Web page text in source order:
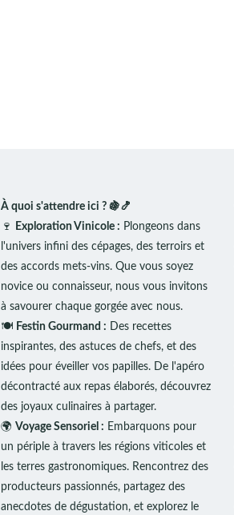
À quoi s'attendre ici ? 🍇🍤
🍷
Exploration Vinicole : Plongeons dans
l'univers infini des cépages, des terroirs et
des accords mets-vins. Que vous soyez
novice ou connaisseur, nous vous invitons
à savourer chaque gorgée avec nous.
🍽️ Festin Gourmand : Des recettes
inspirantes, des astuces de chefs, et des
idées pour éveiller vos papilles. De l'apéro
décontracté aux repas élaborés, découvrez
des joyaux culinaires à partager.
🌍 Voyage Sensoriel : Embarquons pour
un périple à travers les régions viticoles et
les terres gastronomiques. Rencontrez des
producteurs passionnés, partagez des
anecdotes de dégustation, et explorez le